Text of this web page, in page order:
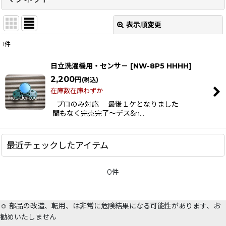
表示順変更
在庫あり
並び順:
絞り込む
1件
日立洗濯機用・センサ－ [NW-8P5 HHHH]
2,200円 (税込)
在庫数在庫わずか
プロのみ対応 最後１ケとなりました
間もなく完売完了〜デス&n…
最近チェックしたアイテム
0件
☺️ 部品の改造、転用、は非常に危険結果になる可能性があります、お
勧めいたしません